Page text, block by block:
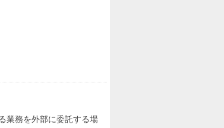
業務を外部に委託する場